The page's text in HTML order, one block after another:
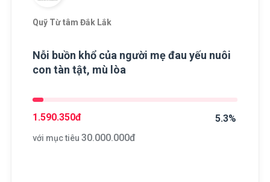
Quỹ Từ tâm Đắk Lắk
Nỗi buồn khổ của người mẹ đau yếu nuôi
con tàn tật, mù lòa
5.3%
1.590.350đ
với mục tiêu 30.000.000đ